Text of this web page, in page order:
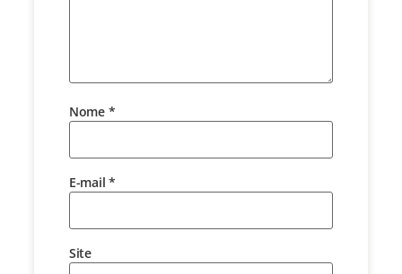
Nome *
E-mail *
Site